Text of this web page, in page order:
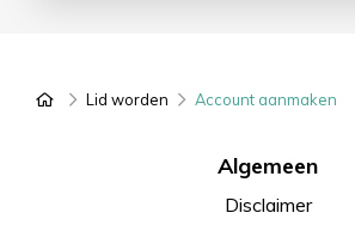
PgD Expertise
Lid worden Account aanmaken
Algemeen
Disclaimer